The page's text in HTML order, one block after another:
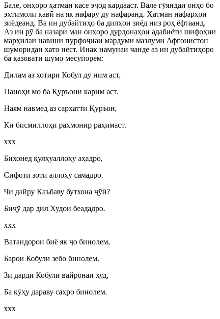
Бале, онҳоро ҳатман касе эҷод кардааст. Вале гӯяндаи онҳо бо
эҳтимоли қавӣ на як нафару ду нафаранд. Ҳатман нафарҳои
зиёдеанд. Ва ин дубайтиҳо ба дилҳои зиёд низ роҳ ёфтаанд.
Аз ин рӯ ба назари ман онҳоро дурдонаҳои адабиёти шифоҳии
марҳилаи навини пурфоҷиаи мардуми мазлуми Афғонистон
шуморидан хато нест. Инак намунаи чанде аз ин дубайтиҳоро
ба қазовати шумо месупорем:
Дилам аз хотири Кобул ду ним аст,
Паноҳи мо ба Қуръони карим аст.
Наям навмед аз сархатти Қуръон,
Ки бисмиллоҳи раҳмонир раҳимаст.
ххх
Бихонед қулҳуаллоҳу аҳадро,
Сифоти зоти аллоҳу самадро.
Чи дайру Каъбаву бутхона ҷӯӣ?
Биҷӯ дар дил Худои беададро.
ххх
Ватандорон биё як ҷо бинолем,
Барои Кобули зебо бинолем.
Зи дарди Кобули вайронаи худ,
Ба кӯҳу дараву саҳро бинолем.
ххх